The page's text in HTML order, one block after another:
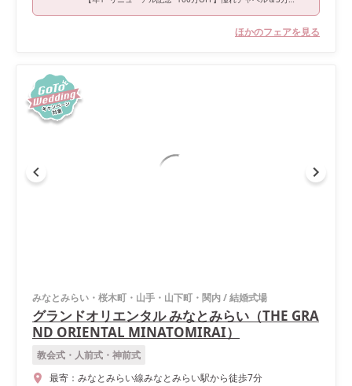
ほかのフェアを見る
みなとみらい・桜木町・山手・山下町・関内/結婚式場
グランドオリエンタル みなとみらい（THE GRA
ND ORIENTAL MINATOMIRAI）
教会式・人前式・神前式
最寄： みなとみらい線みなとみらい駅から徒歩7分